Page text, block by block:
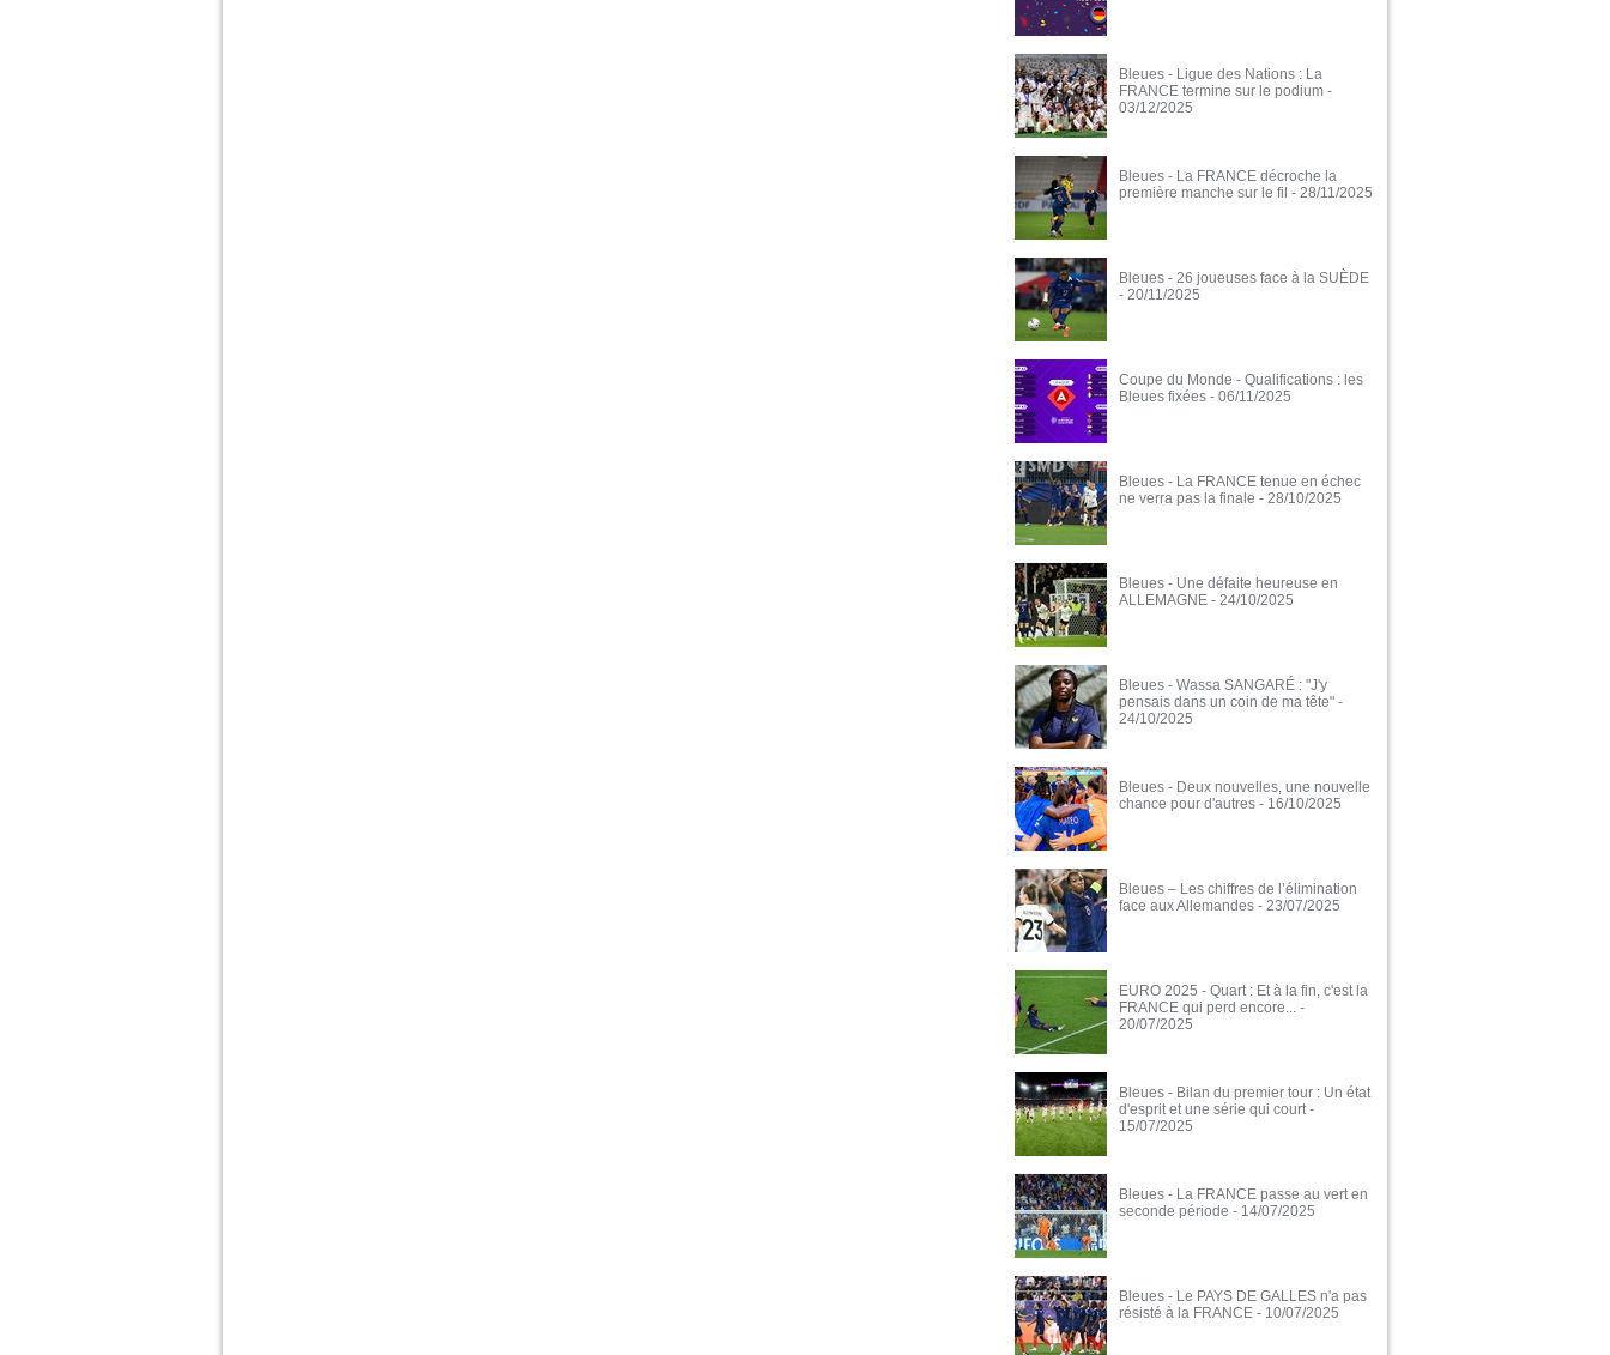
Bleues - Ligue des Nations : La
FRANCE termine sur le podium -
03/12/2025
Bleues - La FRANCE décroche la
première manche sur le fil - 28/11/2025
Bleues - 26 joueuses face à la SUÈDE
- 20/11/2025
Coupe du Monde - Qualifications : les
Bleues fixées - 06/11/2025
Bleues - La FRANCE tenue en échec
ne verra pas la finale - 28/10/2025
Bleues - Une défaite heureuse en
ALLEMAGNE - 24/10/2025
Bleues - Wassa SANGARÉ : "J'y
pensais dans un coin de ma tête" -
24/10/2025
Bleues - Deux nouvelles, une nouvelle
chance pour d'autres - 16/10/2025
Bleues – Les chiffres de l’élimination
face aux Allemandes - 23/07/2025
EURO 2025 - Quart : Et à la fin, c'est la
FRANCE qui perd encore... -
20/07/2025
Bleues - Bilan du premier tour : Un état
d'esprit et une série qui court -
15/07/2025
Bleues - La FRANCE passe au vert en
seconde période - 14/07/2025
Bleues - Le PAYS DE GALLES n'a pas
résisté à la FRANCE - 10/07/2025